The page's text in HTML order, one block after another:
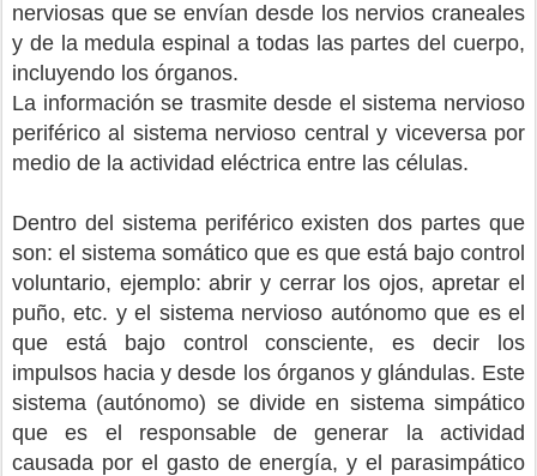
nerviosas que se envían desde los nervios craneales
y de la medula espinal a todas las partes del cuerpo,
incluyendo los órganos.
La información se trasmite desde el sistema nervioso
periférico al sistema nervioso central y viceversa por
medio de la actividad eléctrica entre las células.
Dentro del sistema periférico existen dos partes que
son: el sistema somático que es que está bajo control
voluntario, ejemplo: abrir y cerrar los ojos, apretar el
puño, etc. y el sistema nervioso autónomo que es el
que está bajo control consciente, es decir los
impulsos hacia y desde los órganos y glándulas. Este
sistema (autónomo) se divide en sistema simpático
que es el responsable de generar la actividad
causada por el gasto de energía, y el parasimpático